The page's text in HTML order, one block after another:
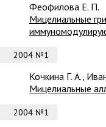
Феофилова Е. П.
Мицелиальные
2004 №1
Кочкина Г. А.,
Мицелиальные
2004 №1